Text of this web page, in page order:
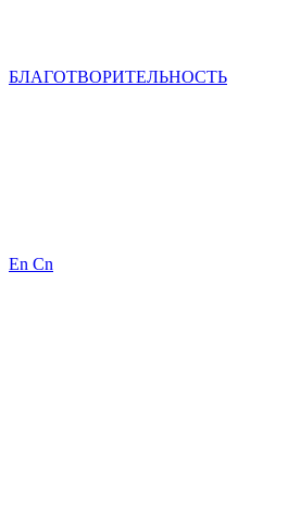
БЛАГОТВОРИТЕЛЬНОСТЬ
En Cn